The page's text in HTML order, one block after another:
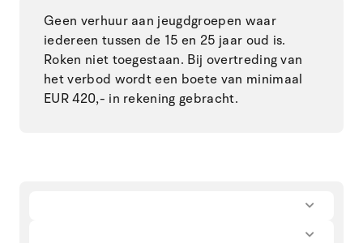
Geen verhuur aan jeugdgroepen waar
iedereen tussen de 15 en 25 jaar oud is.
Roken niet toegestaan. Bij overtreding van
het verbod wordt een boete van minimaal
EUR 420,- in rekening gebracht.